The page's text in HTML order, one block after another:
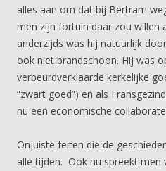
alles aan om dat bij Bertram
men zijn fortuin daar zou willen
anderzijds was hij natuurlijk
ook niet brandschoon. Hij was
verbeurdverklaarde kerkelijke
“zwart goed”) en als
nu een economische
Onjuiste feiten die de
alle tijden. Ook nu spreekt men